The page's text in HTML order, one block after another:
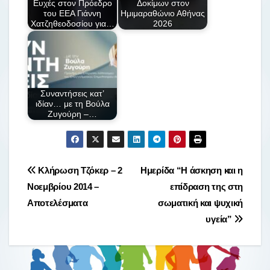
Ευχές στον Πρόεδρο
του ΕΕΑ Γιάννη
Χατζηθεοδοσίου για…
Δοκίμων στον
Ημιμαραθώνιο Αθήνας
2026
Συναντήσεις κατ’
ιδίαν… με τη Βούλα
Ζυγούρη –…
Πλοήγηση
άρθρων
Ημερίδα “Η άσκηση και η
επίδραση της στη
σωματική και ψυχική
υγεία”
Κλήρωση Τζόκερ – 2
Νοεμβρίου 2014 –
Αποτελέσματα